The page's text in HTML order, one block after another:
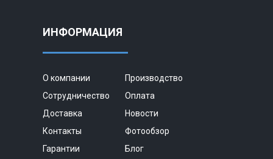
ИНФОРМАЦИЯ
О компании
Производство
Сотрудничество
Оплата
Доставка
Новости
Контакты
Фотообзор
Гарантии
Блог